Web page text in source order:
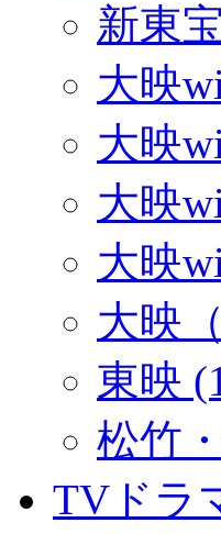
新東
大映
大映
大映
大映
大映
東映
松竹
TVドラ